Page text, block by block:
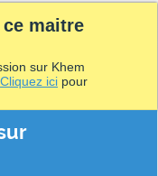
maitre
sur Khem
Cliquez ici pour